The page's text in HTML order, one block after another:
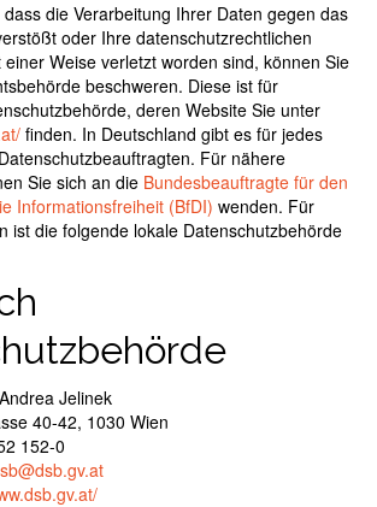
die Verarbeitung Ihrer Daten gegen das
oder Ihre datenschutzrechtlichen
Weise verletzt worden sind, können Sie
beschweren. Diese ist für
deren Website Sie unter
finden. In Deutschland gibt es für jedes
Für nähere
Sie sich an die Bundesbeauftragte für den
Informationsfreiheit (BfDI) wenden. Für
ist die folgende lokale Datenschutzbehörde
Jelinek
40-42, 1030 Wien
152-0